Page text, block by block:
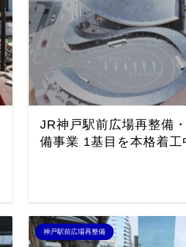
JR神戸駅前広場再整備
備事業 1基目を本格着工
神戸駅前広場再整備